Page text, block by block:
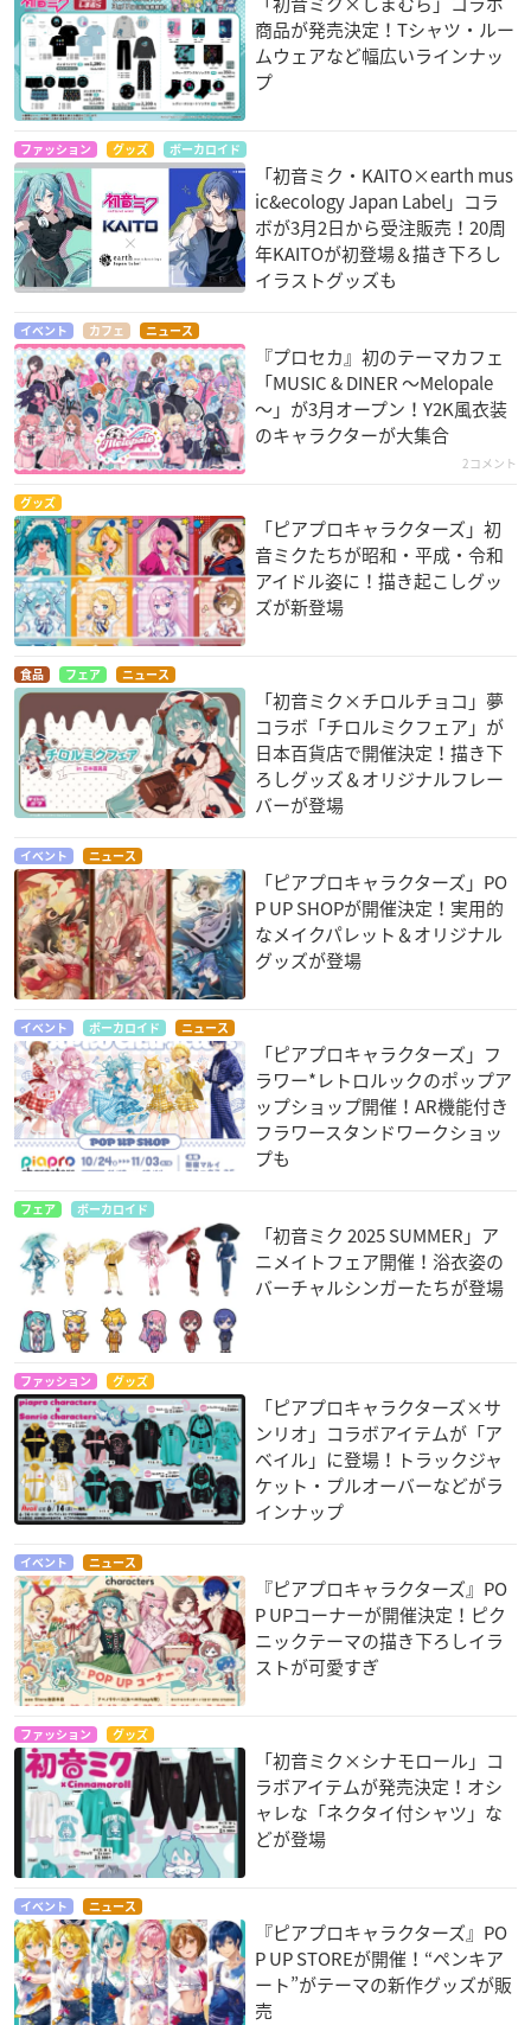
商品が発売決定！Tシャツ・ルー
ムウェアなど幅広いラインナッ
プ
ファッション グッズ ボーカロイド
「初音ミク・KAITO×earth mus
ic&ecology Japan Label」コラ
ボが3月2日から受注販売！20周
年KAITOが初登場＆描き下ろし
イラストグッズも
イベント カフェ ニュース
『プロセカ』初のテーマカフェ
「MUSIC & DINER ～Melopale
～」が3月オープン！Y2K風衣装
のキャラクターが大集合
2コメント
グッズ
「ピアプロキャラクターズ」初
音ミクたちが昭和・平成・令和
アイドル姿に！描き起こしグッ
ズが新登場
食品 フェア ニュース
「初音ミク×チロルチョコ」夢
コラボ「チロルミクフェア」が
日本百貨店で開催決定！描き下
ろしグッズ＆オリジナルフレー
バーが登場
イベント ニュース
「ピアプロキャラクターズ」PO
P UP SHOPが開催決定！実用的
なメイクパレット＆オリジナル
グッズが登場
イベント ボーカロイド ニュース
「ピアプロキャラクターズ」フ
ラワー*レトロルックのポップア
ップショップ開催！AR機能付き
フラワースタンドワークショッ
プも
フェア ボーカロイド
「初音ミク 2025 SUMMER」ア
ニメイトフェア開催！浴衣姿の
バーチャルシンガーたちが登場
ファッション グッズ
「ピアプロキャラクターズ×サ
ンリオ」コラボアイテムが「ア
ベイル」に登場！トラックジャ
ケット・プルオーバーなどがラ
インナップ
イベント ニュース
『ピアプロキャラクターズ』PO
P UPコーナーが開催決定！ピク
ニックテーマの描き下ろしイラ
ストが可愛すぎ
ファッション グッズ
「初音ミク×シナモロール」コ
ラボアイテムが発売決定！オシ
ャレな「ネクタイ付シャツ」な
どが登場
イベント ニュース
『ピアプロキャラクターズ』PO
P UP STOREが開催！“ペンキア
ート”がテーマの新作グッズが販
売